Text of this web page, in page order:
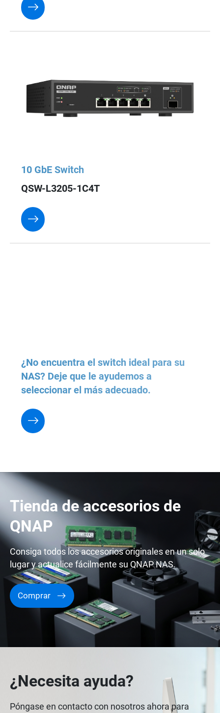
10 GbE Switch
QSW-L3205-1C4T
¿No encuentra el switch ideal para su
NAS? Deje que le ayudemos a
seleccionar el más adecuado.
Tienda de accesorios de
QNAP
Consiga todos los accesorios originales en un solo
lugar y actualice fácilmente su QNAP NAS.
Comprar
¿Necesita ayuda?
Póngase en contacto con nosotros ahora para